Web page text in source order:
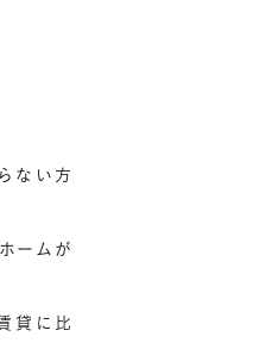
ない方
ームが
貸に比